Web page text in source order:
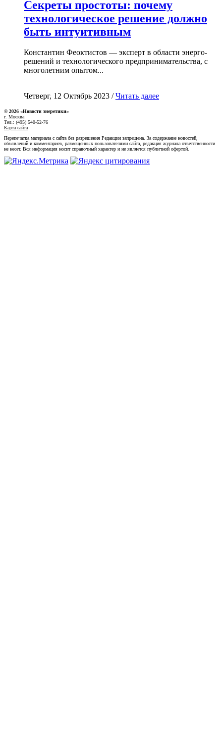
Секреты простоты: почему
технологическое решение должно
быть интуитивным
Константин Феоктистов — эксперт в области энерго-
решений и технологического предпринимательства, с
многолетним опытом...
Четверг, 12 Октябрь 2023 /Читать далее
© 2026 «Новости энеретики»
г. Москва
Тел.: (495) 540-52-76
Карта сайта
Перепечатка материала с сайта без разрешения Редакции запрещена. За содержание новостей,
объявлений и комментариев, размещенных пользователями сайта, редакция журнала ответственности
не несет. Вся информация носит справочный характер и не является публичной офертой.